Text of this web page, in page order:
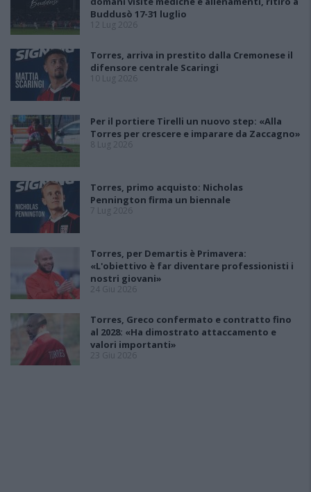
Buddusò 17-31 luglio
12 Lug 2026
Torres, arriva in prestito dalla Cremonese il
difensore centrale Scaringi
10 Lug 2026
Per il portiere Tirelli un nuovo step: «Alla
Torres per crescere e imparare da Zaccagno»
8 Lug 2026
Torres, primo acquisto: Nicholas
Pennington firma un biennale
7 Lug 2026
Torres, per Demartis è Primavera:
«L'obiettivo è far diventare professionisti i
nostri giovani»
24 Giu 2026
Torres, Greco confermato e contratto fino
al 2028: «Ha dimostrato attaccamento e
valori importanti»
23 Giu 2026